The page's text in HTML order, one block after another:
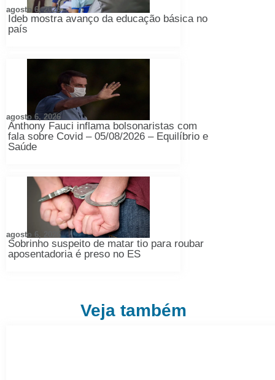
Ideb mostra avanço da educação básica no
país
agosto 6, 2026
Anthony Fauci inflama bolsonaristas com
fala sobre Covid – 05/08/2026 – Equilíbrio e
Saúde
agosto 6, 2026
Sobrinho suspeito de matar tio para roubar
aposentadoria é preso no ES
agosto 6, 2026
Veja também